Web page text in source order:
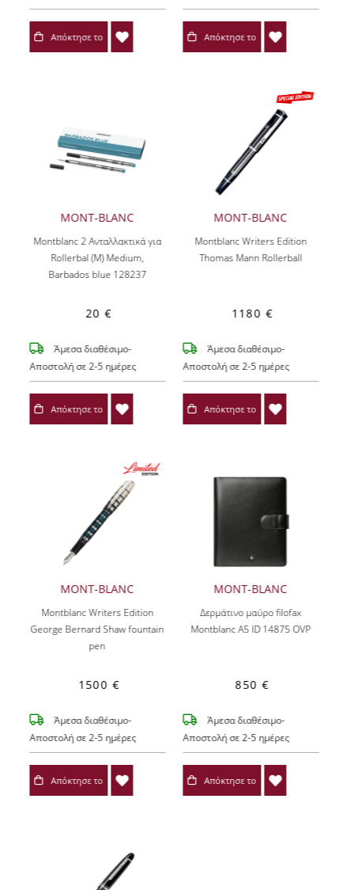
Απόκτησε το Απόκτησε το
MONT-BLANC
Montblanc 2 Ανταλλακτικά για
Rollerbal (Μ) Medium,
Barbados blue 128237
20 €
Άμεσα διαθέσιμο-
Αποστολή σε 2-5 ημέρες
Απόκτησε το
MONT-BLANC
Montblanc Writers Edition
Thomas Mann Rollerball
1180 €
Άμεσα διαθέσιμο-
Αποστολή σε 2-5 ημέρες
Απόκτησε το
MONT-BLANC
Montblanc Writers Edition
George Bernard Shaw fountain
pen
1500 €
Άμεσα διαθέσιμο-
Αποστολή σε 2-5 ημέρες
Απόκτησε το
MONT-BLANC
Δερμάτινο μαύρο filofax
Montblanc A5 ID 14875 OVP
850 €
Άμεσα διαθέσιμο-
Αποστολή σε 2-5 ημέρες
Απόκτησε το